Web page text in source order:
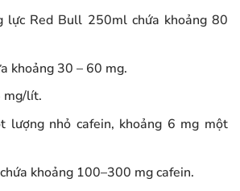
lực Red Bull 250ml chứa khoảng 80
khoảng 30 – 60 mg.
mg/lít.
lượng nhỏ cafein, khoảng 6 mg một
khoảng 100–300 mg cafein.